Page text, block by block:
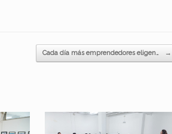
Cada día más emprendedores eligen… →